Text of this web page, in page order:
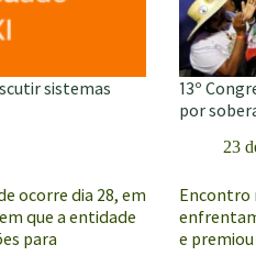
sistemas
ocorre dia 28, em
que a entidade
para
13º
por
23
Encontro
e